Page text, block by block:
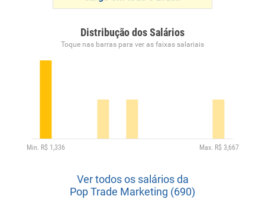
Distribução dos Salários
Toque nas barras para ver as faixas salariais
Ver todos os salários da
Pop Trade Marketing (690)